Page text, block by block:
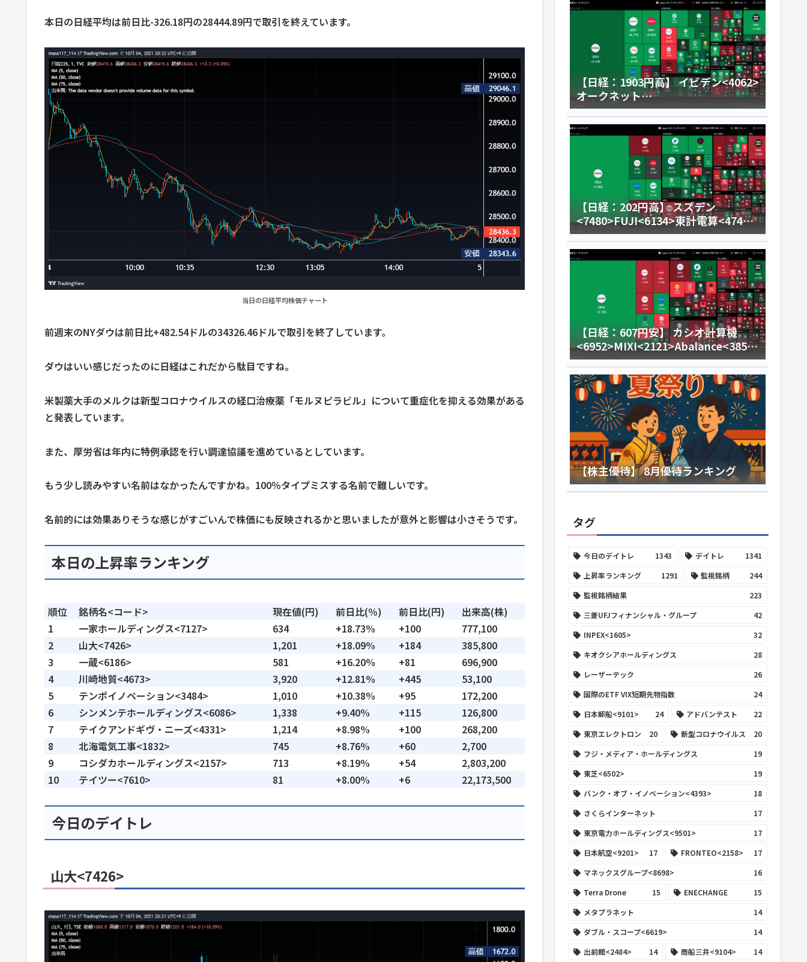
本日の日経平均は前日比-326.18円の28444.89円で取引を終えています。
当日の日経平均株価チャート
前週末のNYダウは前日比+482.54ドルの34326.46ドルで取引を終了しています。
ダウはいい感じだったのに日経はこれだから駄目ですね。
米製薬大手のメルクは新型コロナウイルスの経口治療薬「モルヌピラビル」について重症化を抑える効果がある
と発表しています。
また、厚労省は年内に特例承認を行い調達協議を進めているとしています。
もう少し読みやすい名前はなかったんですかね。100％タイプミスする名前で難しいです。
名前的には効果ありそうな感じがすごいんで株価にも反映されるかと思いましたが意外と影響は小さそうです。
本日の上昇率ランキング
順位 銘柄名<コード> 現在値(円) 前日比(％) 前日比(円)
出来高(株)
1
一家ホールディングス<7127> 634 +18.73% +100
777,100
2
山大<7426> 1,201 +18.09% +184
385,800
3
一蔵<6186> 581 +16.20% +81
696,900
4
川崎地質<4673> 3,920 +12.81% +445
53,100
5
テンポイノベーション<3484> 1,010 +10.38% +95
172,200
6
シンメンテホールディングス<6086> 1,338 +9.40% +115
126,800
7
テイクアンドギヴ・ニーズ<4331> 1,214 +8.98% +100
268,200
8
北海電気工事<1832> 745 +8.76% +60
2,700
9
コシダカホールディングス<2157> 713 +8.19% +54
2,803,200
10
テイツー<7610> 81 +8.00% +6 22,173,500
今日のデイトレ
山大<7426>
【日経：1903円高】 イビデン<4062>
オークネット
<3964>HENNGE<4475>今日のデイ
トレ8月5日
【日経：202円高】 スズデン
<7480>FUJI<6134>東計電算<4746>
今日のデイトレ8月4日
【日経：607円安】 カシオ計算機
<6952>MIXI<2121>Abalance<3856
>今日のデイトレ8月3日
【株主優待】 8月優待ランキング
タグ
今日のデイトレ 1343 デイトレ
1341
上昇率ランキング
1291 監視銘柄
244
監視銘柄結果
223
三菱UFJフィナンシャル・グループ
42
INPEX<1605>
32
キオクシアホールディングス
28
レーザーテック
26
国際のETF VIX短期先物指数
24
日本郵船<9101>
24 アドバンテスト
22
東京エレクトロン
20 新型コロナウイルス
20
フジ・メディア・ホールディングス
19
東芝<6502>
19
バンク・オブ・イノベーション<4393>
18
さくらインターネット
17
東京電力ホールディングス<9501>
17
日本航空<9201>
17 FRONTEO<2158>
17
マネックスグループ<8698>
16
Terra Drone
15 ENECHANGE
15
メタプラネット
14
ダブル・スコープ<6619>
14
出前館<2484>
14 商船三井<9104> 14